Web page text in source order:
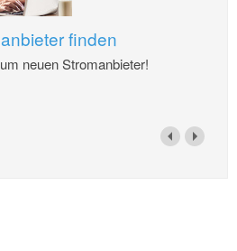
finden
neuen Stromanbieter!